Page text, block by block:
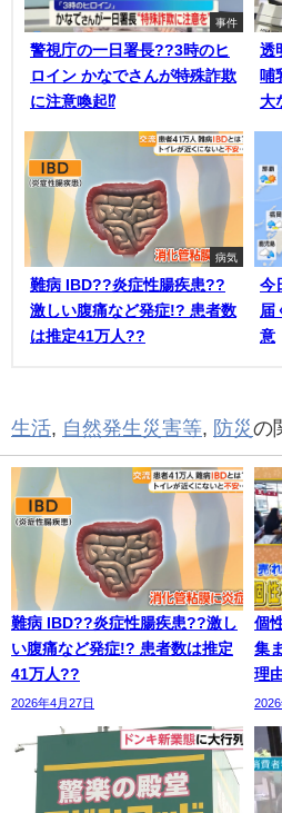
事件
警視庁の一日署長??3時のヒ
ロイン かなでさんが特殊詐欺
に注意喚起⁉
透
哺
大
病気
難病 IBD??炎症性腸疾患??
激しい腹痛など発症!? 患者数
は推定41万人??
今
届
意
生活, 自然発生災害等, 防災の
難病 IBD??炎症性腸疾患??激し
い腹痛など発症!? 患者数は推定
41万人??
2026年4月27日
個
集
理